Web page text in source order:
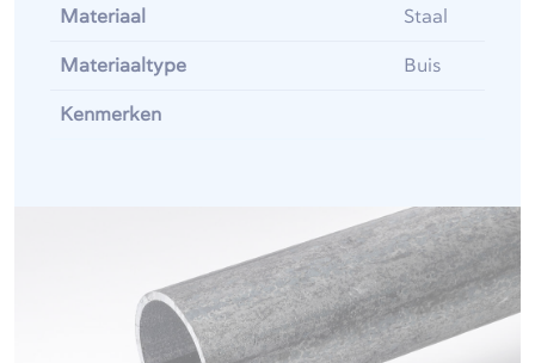
Materiaal Staal
Materiaaltype Buis
Kenmerken